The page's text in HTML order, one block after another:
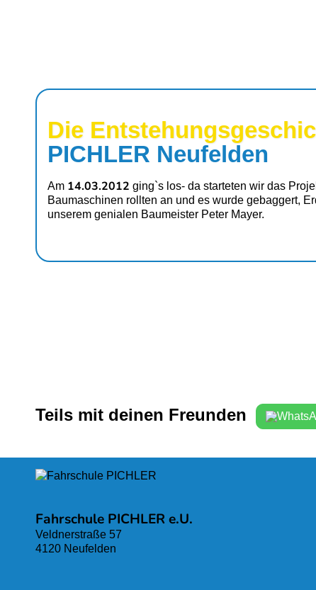
Die
PICHLER Neufelden
Am 14.03.2012 ging`s los- da starteten wir das
Baumaschinen rollten an und es wurde ge­baggert,
unserem genialen Baumeister Peter Mayer.
Teils mit deinen Freunden
Fahrschule PICHLER e.U.
Veldnerstraße 57
4120 Neufelden